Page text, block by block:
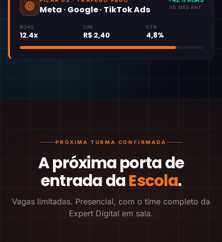
Meta · Google · TikTok Ads VS MÊS ANT.
ROAS
12.4x
CPA
R$ 2,40
CTR
4,8%
PRÓXIMA TURMA CONFIRMADA
A próxima porta de
entrada daEscola.
Vagas limitadas. Presencial, com o time completo da
Expert Digital em sala.